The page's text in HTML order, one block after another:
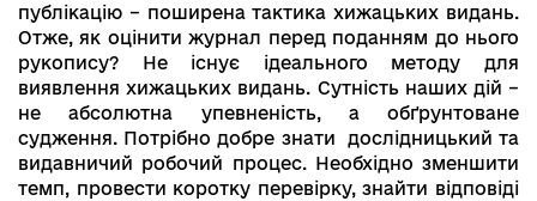
публікацію – поширена тактика хижацьких видань.
Отже, як оцінити журнал перед поданням до нього
рукопису? Не існує ідеального методу для
виявлення хижацьких видань. Сутність наших дій –
не абсолютна упевненість, а обґрунтоване
судження. Потрібно добре знати дослідницький та
видавничий робочий процес. Необхідно зменшити
темп, провести коротку перевірку, знайти відповіді